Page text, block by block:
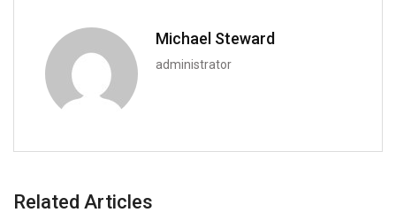
Michael Steward
administrator
Related Articles